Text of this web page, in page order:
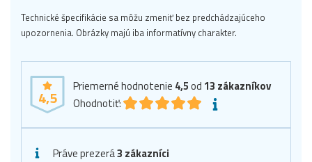
Technické špecifikácie sa môžu zmeniť bez predchádzajúceho
upozornenia. Obrázky majú iba informatívny charakter.
4,5
Priemerné hodnotenie 4,5od 13 zákazníkov
Ohodnotiť:
Práve prezerá3 zákazníci